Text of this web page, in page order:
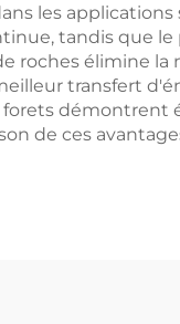
les
tandis que
roches élimine
transfert
forets
de ces